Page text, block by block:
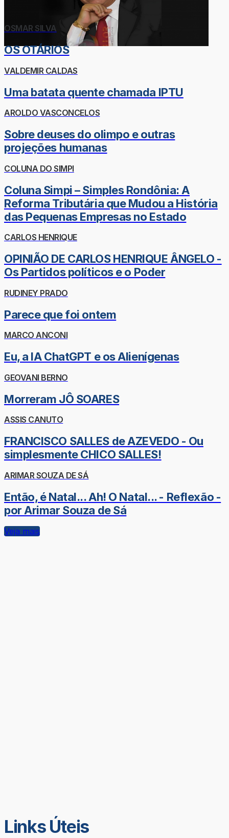
OSMAR SILVA
OS OTÁRIOS
VALDEMIR CALDAS
Uma batata quente chamada IPTU
AROLDO VASCONCELOS
Sobre deuses do olimpo e outras
projeções humanas
COLUNA DO SIMPI
Coluna Simpi – Simples Rondônia: A
Reforma Tributária que Mudou a História
das Pequenas Empresas no Estado
CARLOS HENRIQUE
OPINIÃO DE CARLOS HENRIQUE ÂNGELO -
Os Partidos políticos e o Poder
RUDINEY PRADO
Parece que foi ontem
MARCO ANCONI
Eu, a IA ChatGPT e os Alienígenas
GEOVANI BERNO
Morreram JÔ SOARES
ASSIS CANUTO
FRANCISCO SALLES de AZEVEDO - Ou
simplesmente CHICO SALLES!
ARIMAR SOUZA DE SÁ
Então, é Natal... Ah! O Natal... - Reflexão -
por Arimar Souza de Sá
Veja mais
Links Úteis